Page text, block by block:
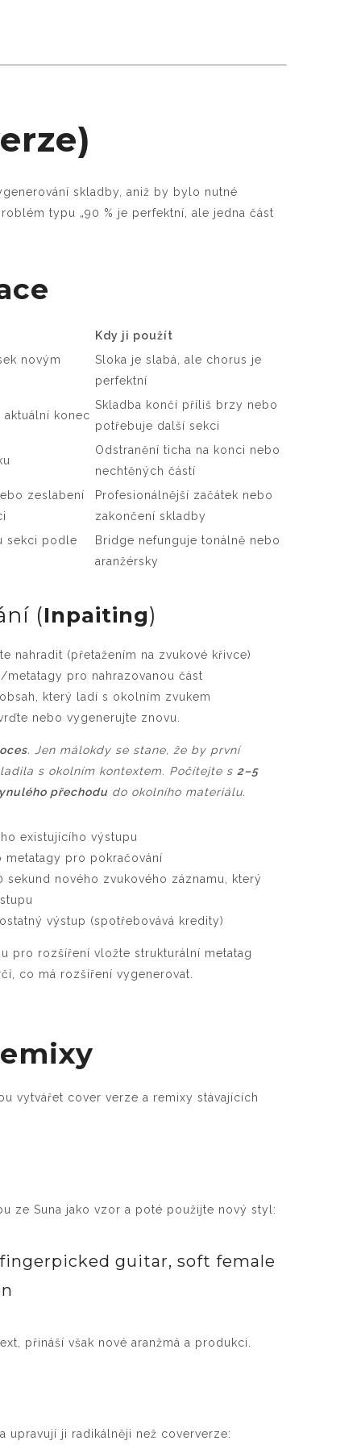
skladby, aniž by bylo nutné
typu „90 % je perfektní, ale jedna část
Kdy ji použít
novým
Sloka je slabá, ale chorus je
perfektní
aktuální konec
Skladba končí příliš brzy nebo
potřebuje další sekci
Odstranění ticha na konci nebo
nechtěných částí
zeslabení
Profesionálnější začátek nebo
zakončení skladby
sekci podle
Bridge nefunguje tonálně nebo
aranžérsky
(Inpaiting)
nahradit (přetažením na zvukové křivce)
pro nahrazovanou část
který ladí s okolním zvukem
nebo vygenerujte znovu.
. Jen málokdy se stane, že by první
s okolním kontextem. Počítejte s 2–5
přechodu do okolního materiálu.
existujícího výstupu
pro pokračování
nového zvukového záznamu, který
výstup (spotřebovává kredity)
pro rozšíření vložte strukturální metatag
co má rozšíření vygenerovat.
vytvářet cover verze a remixy stávajících
ze Suna jako vzor a poté použijte nový styl:
guitar, soft female
přináší však nové aranžmá a produkci.
upravují ji radikálněji než coververze: